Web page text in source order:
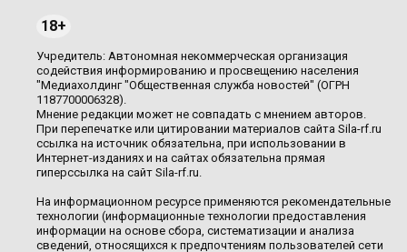
18+
Учредитель: Автономная некоммерческая организация
содействия информированию и просвещению населения
"Медиахолдинг "Общественная служба новостей" (ОГРН
1187700006328).
Мнение редакции может не совпадать с мнением авторов.
При перепечатке или цитировании материалов сайта Sila-rf.ru
ссылка на источник обязательна, при использовании в
Интернет-изданиях и на сайтах обязательна прямая
гиперссылка на сайт Sila-rf.ru.
На информационном ресурсе применяются рекомендательные
технологии (информационные технологии предоставления
информации на основе сбора, систематизации и анализа
сведений, относящихся к предпочтениям пользователей сети